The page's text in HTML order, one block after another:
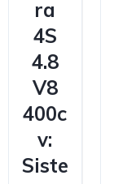
ra
4S
4.8
V8
400c
v:
Siste